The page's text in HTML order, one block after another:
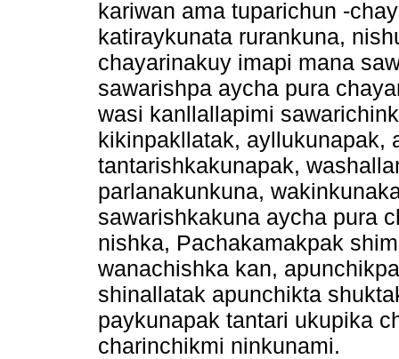
kariwan ama tuparichun -
katiraykunata rurankuna,
chayarinakuy imapi mana
sawarishpa aycha pura
wasi kanllallapimi
kikinpakllatak, ayllukunapak,
tantarishkakunapak,
parlanakunkuna,
sawarishkakuna aycha pura
nishka, Pachakamakpak
wanachishka kan,
shinallatak apunchikta
paykunapak tantari ukupika
charinchikmi ninkunami.